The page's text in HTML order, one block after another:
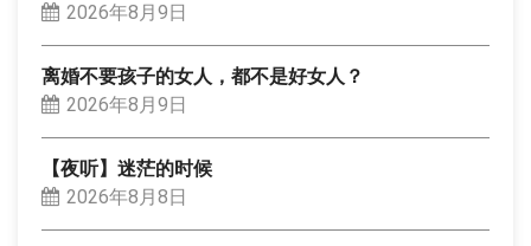
2026年8月9日
离婚不要孩子的女人，都不是好女人？
2026年8月9日
【夜听】迷茫的时候
2026年8月8日